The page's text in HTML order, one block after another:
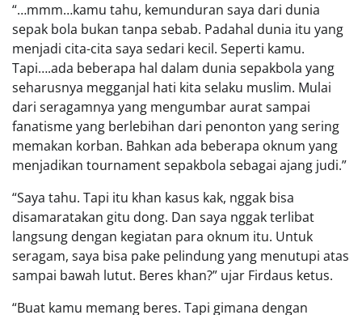
“…mmm…kamu tahu, kemunduran saya dari dunia
sepak bola bukan tanpa sebab. Padahal dunia itu yang
menjadi cita-cita saya sedari kecil. Seperti kamu.
Tapi….ada beberapa hal dalam dunia sepakbola yang
seharusnya megganjal hati kita selaku muslim. Mulai
dari seragamnya yang mengumbar aurat sampai
fanatisme yang berlebihan dari penonton yang sering
memakan korban. Bahkan ada beberapa oknum yang
menjadikan tournament sepakbola sebagai ajang judi.”
“Saya tahu. Tapi itu khan kasus kak, nggak bisa
disamaratakan gitu dong. Dan saya nggak terlibat
langsung dengan kegiatan para oknum itu. Untuk
seragam, saya bisa pake pelindung yang menutupi atas
sampai bawah lutut. Beres khan?” ujar Firdaus ketus.
“Buat kamu memang beres. Tapi gimana dengan